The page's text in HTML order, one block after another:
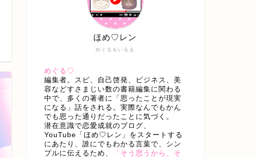
めぐる＆いるる
ほめ♡レン
めぐる♡
編集者。スピ、自己啓発、ビジネス、美
容などすさまじい数の書籍編集に関わる
中で、多くの著者に「思ったことが現実
になる」話をされる。実際なんでもかん
でも思った通りだったことに気づく。
潜在意識で恋愛成就のブログ、
YouTube「ほめ♡レン」をスタートする
にあたり、誰にでもわかる言葉で、シン
プルに伝えるため、
「そう思うから、そ